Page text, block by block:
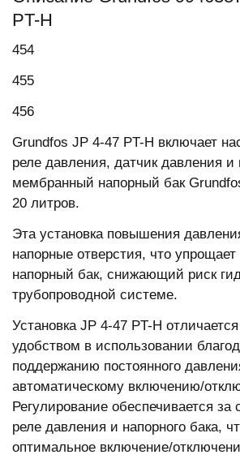
PT-H
454
455
456
Grundfos JP 4-47 PT-H включает
реле давления, датчик давления и
мембранный напорный бак
20 литров.
Эта установка повышения
напорные отверстия, что
напорный бак, снижающий риск
трубопроводной системе.
Установка JP 4-47 PT-H
удобством в использовании
поддержанию постоянного
автоматическому включению/
Регулирование обеспечивается за
реле давления и напорного бака,
оптимальное включение/